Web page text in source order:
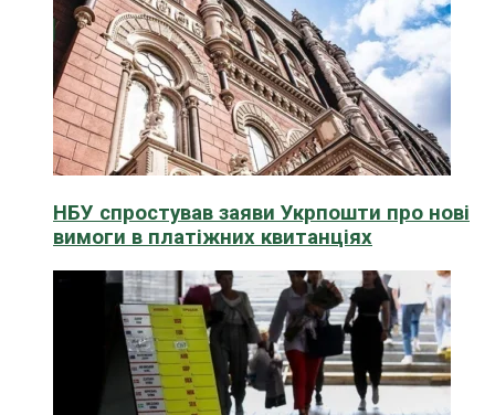
НБУ спростував заяви Укрпошти про нові
вимоги в платіжних квитанціях